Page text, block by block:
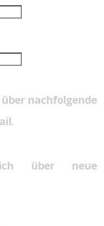
nachfolgende
über neue